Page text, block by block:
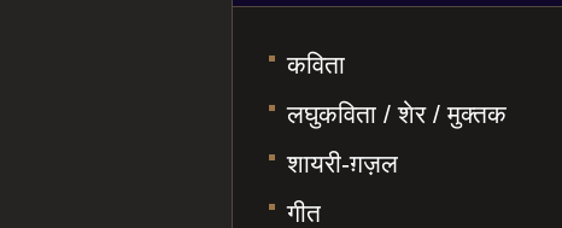
कविता
लघुकविता / शेर / मुक्तक
शायरी-ग़ज़ल
गीत